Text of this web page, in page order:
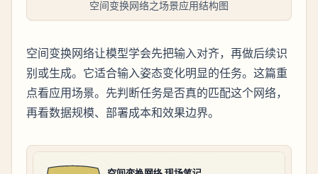
空间变换网络之场景应用结构图
空间变换网络让模型学会先把输入对齐，再做后续识
别或生成。它适合输入姿态变化明显的任务。这篇重
点看应用场景。先判断任务是否真的匹配这个网络，
再看数据规模、部署成本和效果边界。